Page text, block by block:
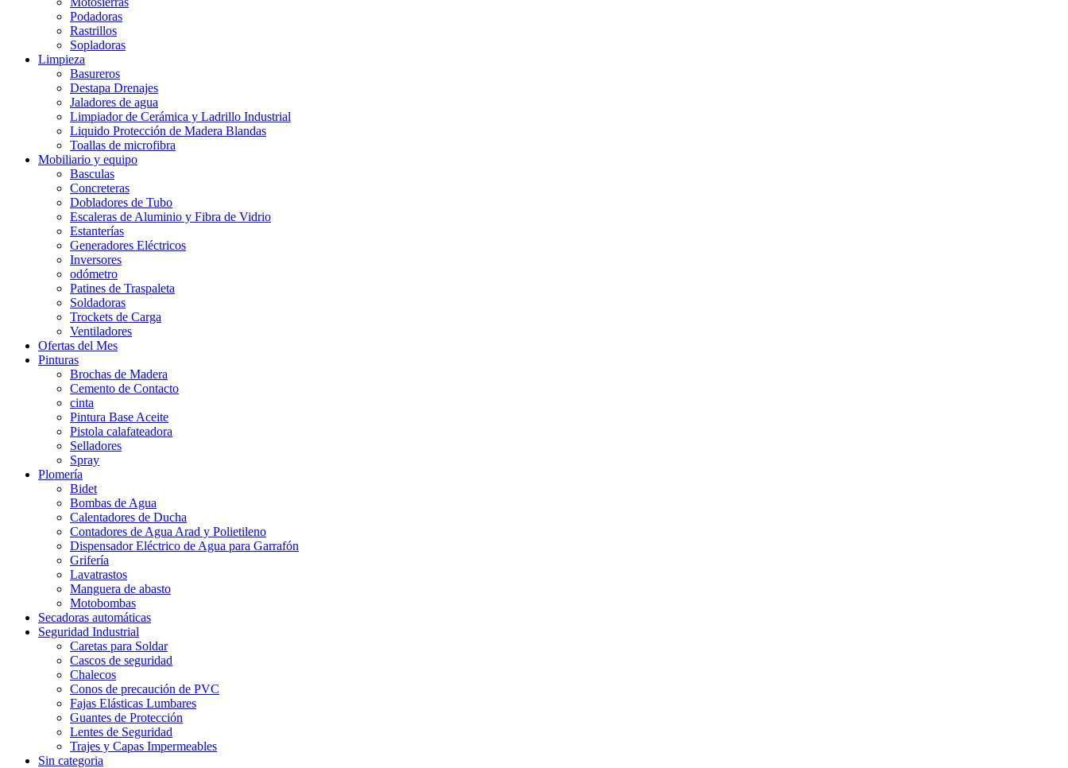
Podadoras
Rastrillos
Sopladoras
Limpieza
Basureros
Destapa Drenajes
Jaladores de agua
Limpiador de Cerámica y Ladrillo Industrial
Liquido Protección de Madera Blandas
Toallas de microfibra
Mobiliario y equipo
Basculas
Concreteras
Dobladores de Tubo
Escaleras de Aluminio y Fibra de Vidrio
Estanterías
Generadores Eléctricos
Inversores
odómetro
Patines de Traspaleta
Soldadoras
Trockets de Carga
Ventiladores
Ofertas del Mes
Pinturas
Brochas de Madera
Cemento de Contacto
cinta
Pintura Base Aceite
Pistola calafateadora
Selladores
Spray
Plomería
Bidet
Bombas de Agua
Calentadores de Ducha
Contadores de Agua Arad y Polietileno
Dispensador Eléctrico de Agua para Garrafón
Grifería
Lavatrastos
Manguera de abasto
Motobombas
Secadoras automáticas
Seguridad Industrial
Caretas para Soldar
Cascos de seguridad
Chalecos
Conos de precaución de PVC
Fajas Elásticas Lumbares
Guantes de Protección
Lentes de Seguridad
Trajes y Capas Impermeables
Sin categoria